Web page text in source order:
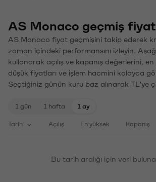
AS Monaco geçmiş
AS Monaco fiyat geçmişini takip ederek
zaman içindeki performansını izleyin.
kullanarak açılış ve kapanış değerlerini,
düşük fiyatları ve işlem hacmini kolayca
Seçtiğiniz günün kuru baz alınarak TL'ye
1 gün 1 hafta 1 ay
Tarih Açılış En yüksek Kapanış
Bu tarih aralığı için veri